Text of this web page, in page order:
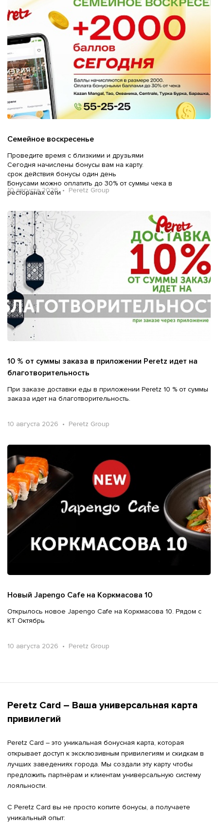
Семейное воскресенье
Проведите время с близкими и друзьями
Сегодня начислены бонусы вам на карту.
срок действия бонусы один день
Бонусами можно оплатить до 30% от суммы чека в
ресторанах сети
10 августа 2026 • Peretz Group
10 % от суммы заказа в приложении Peretz идет на
благотворительность
При заказе доставки еды в приложении Peretz 10 % от суммы
заказа идет на благотворительность.
10 августа 2026 • Peretz Group
Новый Japengo Cafe на Коркмасова 10
Открылось новое Japengo Cafe на Коркмасова 10. Рядом с
КТ Октябрь
10 августа 2026 • Peretz Group
Peretz Card – Ваша универсальная карта
привилегий
Peretz Card – это уникальная бонусная карта, которая
открывает доступ к эксклюзивным привилегиям и скидкам в
лучших заведениях города. Мы создали эту карту чтобы
предложить партнёрам и клиентам универсальную систему
лояльности.
С Peretz Card вы не просто копите бонусы, а получаете
уникальный опыт: